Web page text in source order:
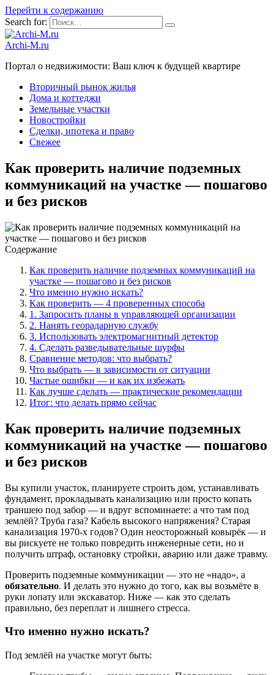
Перейти к содержанию
Search for:
Archi-M.ru
Портал о недвижимости: Ваш ключ к будущей квартире
Вторичный рынок жилья
Дома и коттеджи
Земельные участки
Новостройки
Сделки, ипотека и право
Свежее
Как проверить наличие подземных
коммуникаций на участке — пошагово
и без рисков
Содержание
Как проверить наличие подземных коммуникаций на
участке — пошагово и без рисков
Что именно нужно искать?
Как проверить — 4 проверенных способа
1. Запросить планы в управляющей организации
2. Нанять георадарную службу
3. Использовать электромагнитный детектор
4. Сделать разведывательные шурфы
Сравнение методов: что выбрать?
Что выбрать — в зависимости от ситуации
Частые ошибки — и как их избежать
Как лучше сделать — практические рекомендации
Итог: что делать прямо сейчас
Как проверить наличие подземных
коммуникаций на участке — пошагово
и без рисков
Вы купили участок, планируете строить дом, устанавливать
фундамент, прокладывать канализацию или просто копать
траншею под забор — и вдруг вспоминаете: а что там под
землёй? Труба газа? Кабель высокого напряжения? Старая
канализация 1970-х годов? Один неосторожный ковырёк — и
вы рискуете не только повредить инженерные сети, но и
получить штраф, остановку стройки, аварию или даже травму.
Проверить подземные коммуникации — это не «надо», а
обязательно. И делать это нужно до того, как вы возьмёте в
руки лопату или экскаватор. Ниже — как это сделать
правильно, без переплат и лишнего стресса.
Что именно нужно искать?
Под землёй на участке могут быть: